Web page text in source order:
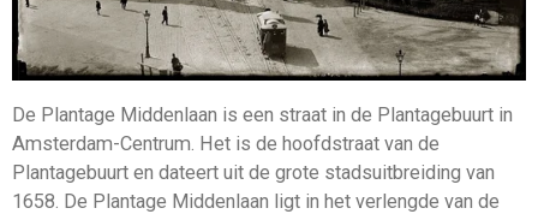
De Plantage Middenlaan is een straat in de Plantagebuurt in
Amsterdam-Centrum. Het is de hoofdstraat van de
Plantagebuurt en dateert uit de grote stadsuitbreiding van
1658. De Plantage Middenlaan ligt in het verlengde van de